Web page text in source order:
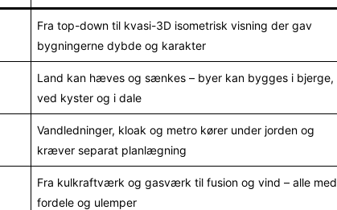
Fra top-down til kvasi-3D isometrisk visning der gav
bygningerne dybde og karakter
Land kan hæves og sænkes – byer kan bygges i bjerge,
ved kyster og i dale
Vandledninger, kloak og metro kører under jorden og
kræver separat planlægning
Fra kulkraftværk og gasværk til fusion og vind – alle med
fordele og ulemper